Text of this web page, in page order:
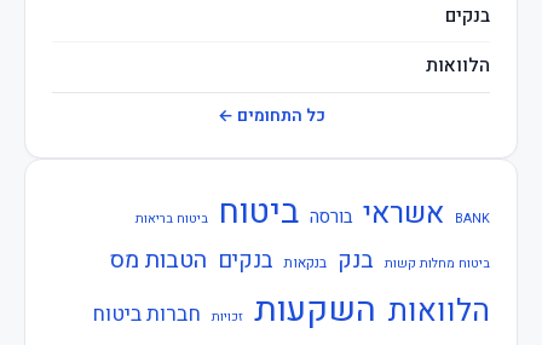
בנקים
הלוואות
חוזרי בנק ישראל
חוזרי המפקח על הביטוח
חוזרי המפקח על הבנקים
חוזרי הפיקוח על הבנקים
כל התחומים ←
BANK אשראי בורסה ביטוח ביטוח בריאות
ביטוח מחלות קשות בנק בנקאות בנקים הטבות מס
הלוואות השקעות זכויות חברות ביטוח